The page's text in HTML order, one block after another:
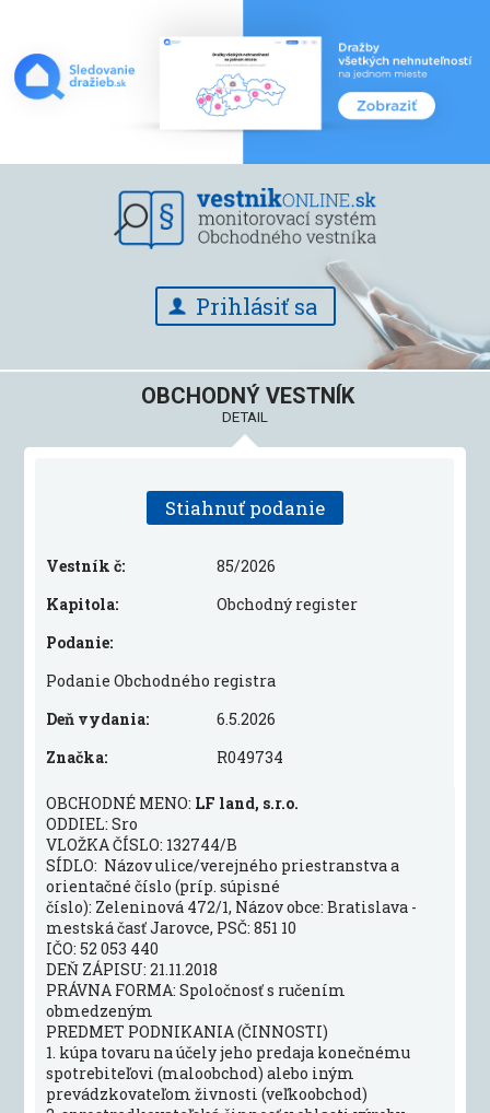
Prihlásiť sa
OBCHODNÝ VESTNÍK
DETAIL
Stiahnuť podanie
Vestník č:
85/2026
Kapitola:
Obchodný register
Podanie:
Podanie Obchodného registra
Deň vydania:
6.5.2026
Značka:
R049734
OBCHODNÉ MENO: LF land, s.r.o.
ODDIEL: Sro
VLOŽKA ČÍSLO: 132744/B
SÍDLO: Názov ulice/verejného priestranstva a
orientačné číslo (príp. súpisné
číslo): Zeleninová 472/1, Názov obce: Bratislava -
mestská časť Jarovce, PSČ: 851 10
IČO: 52 053 440
DEŇ ZÁPISU: 21.11.2018
PRÁVNA FORMA: Spoločnosť s ručením
obmedzeným
PREDMET PODNIKANIA (ČINNOSTI)
1. kúpa tovaru na účely jeho predaja konečnému
spotrebiteľovi (maloobchod) alebo iným
prevádzkovateľom živnosti (veľkoobchod)